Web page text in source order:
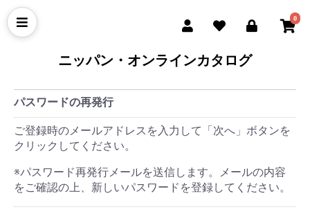
0
ニッパン・オンラインカタログ
パスワードの再発行
ご登録時のメールアドレスを入力して「次へ」ボタンを
クリックしてください。
※パスワード再発行メールを送信します。メールの内容
をご確認の上、新しいパスワードを登録してください。